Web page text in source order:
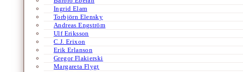
Ingrid Elam
Torbjörn Elensky
Andreas Engström
Ulf Eriksson
C.J. Erixon
Erik Erlanson
Gregor Flakierski
Margareta Flygt